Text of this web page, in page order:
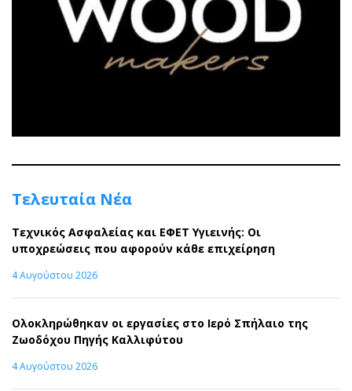
Τελευταία Νέα
Τεχνικός Ασφαλείας και ΕΦΕΤ Υγιεινής: Οι
υποχρεώσεις που αφορούν κάθε επιχείρηση
4 Αυγούστου 2026
Ολοκληρώθηκαν οι εργασίες στο Ιερό Σπήλαιο της
Ζωοδόχου Πηγής Καλλιφύτου
4 Αυγούστου 2026